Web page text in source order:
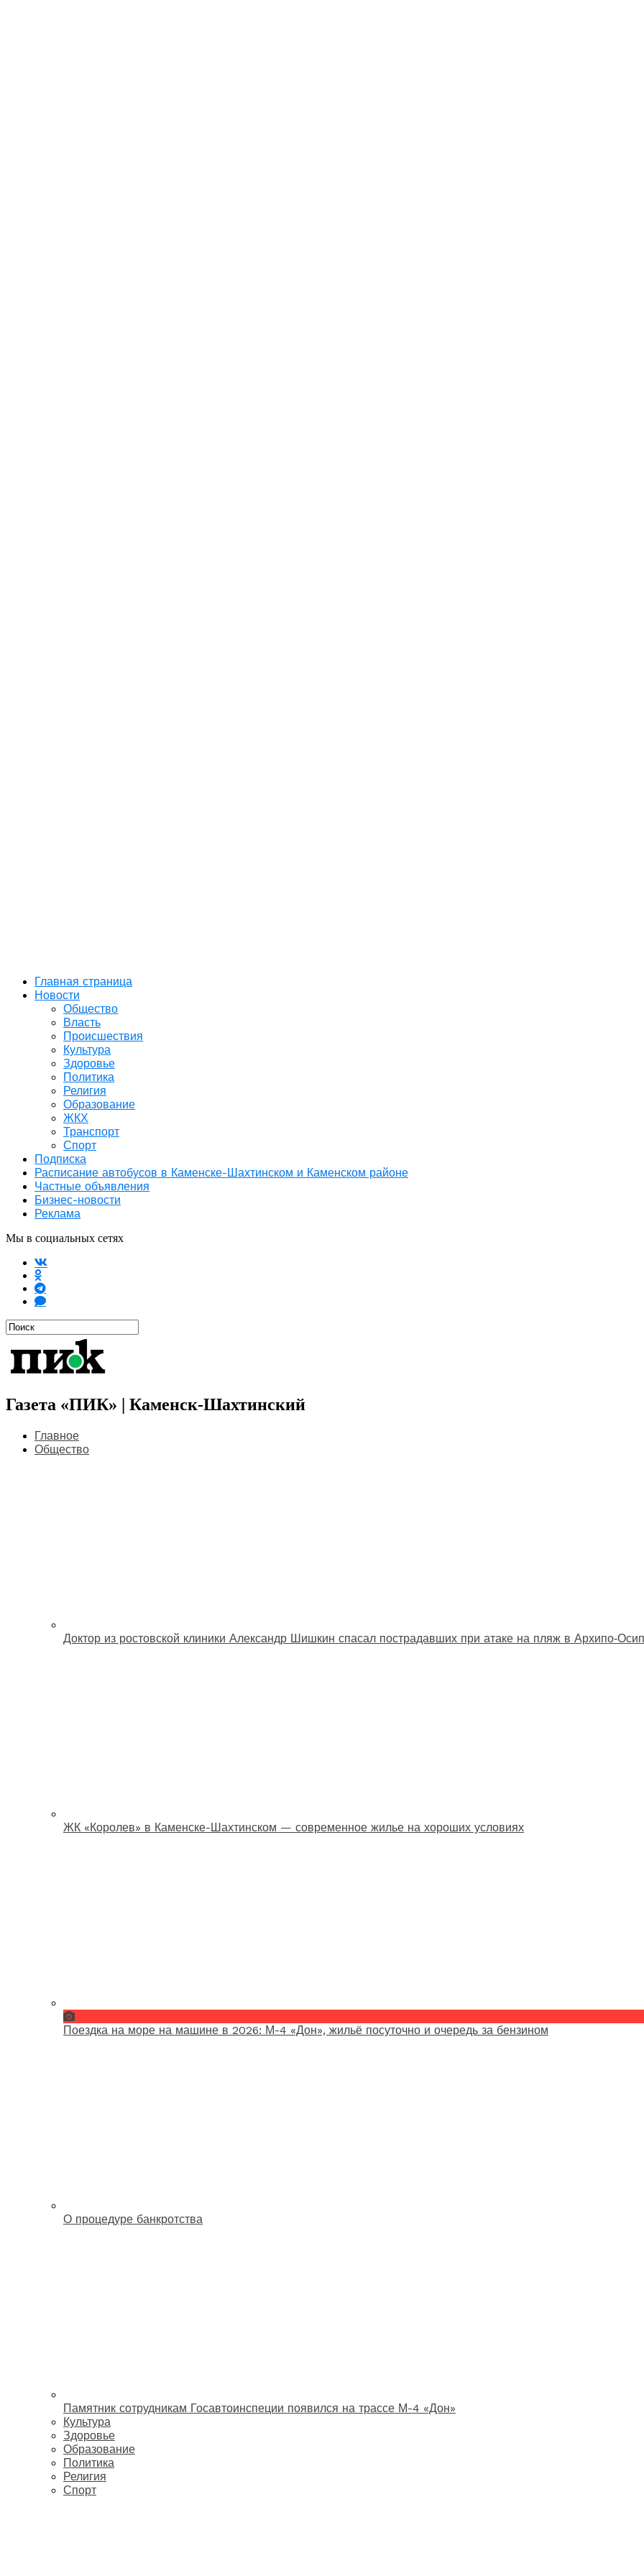
Главная страница
Новости
Общество
Власть
Происшествия
Культура
Здоровье
Политика
Религия
Образование
ЖКХ
Транспорт
Спорт
Подписка
Расписание автобусов в Каменске-Шахтинском и Каменском районе
Частные объявления
Бизнес-новости
Реклама
Мы в социальных сетях
Газета «ПИК» | Каменск-Шахтинский
Главное
Общество
Доктор из ростовской клиники Александр Шишкин спасал пострадавших при атаке на пляж в
ЖК «Королев» в Каменске-Шахтинском — современное жилье на хороших условиях
Поездка на море на машине в 2026: М-4 «Дон», жильё посуточно и очередь за бензином
О процедуре банкротства
Памятник сотрудникам Госавтоинспеции появился на трассе М-4 «Дон»
Культура
Здоровье
Образование
Политика
Религия
Спорт